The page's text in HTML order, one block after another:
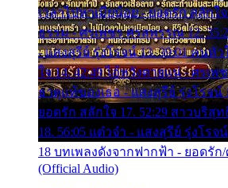
เวลาไปหาเมียน้อย - ยอดรัก สลักใจ
ธรรม - ศรเพชร ศรสุพรรณ 12.
- แสงสุรีย์ รุ่งโรจน์ 13. 39:01 คนหั
ใจ 14. 42:49 ไอ้หวังตายแน่ - ศรเ
ธาตุแท้ของเธอ - แสงสุรีย์ รุ่งโรจน์
ยอดรัก สลักใจ 17. 52:29 สาวบริสุ
18. 56:05 แต๋วจ๋า - แสงสุรีย์ รุ่งโรจน์
18 บทเพลงดังจากฟากฟ้า - ยอดรัก
(Official Audio)